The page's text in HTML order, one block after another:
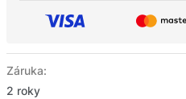
Záruka:
2 roky